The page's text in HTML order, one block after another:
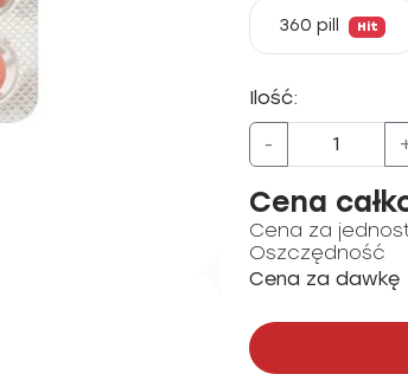
360 pill Hit
Ilość:
-
Cena
Cena za
Oszczędność
Cena za dawkę